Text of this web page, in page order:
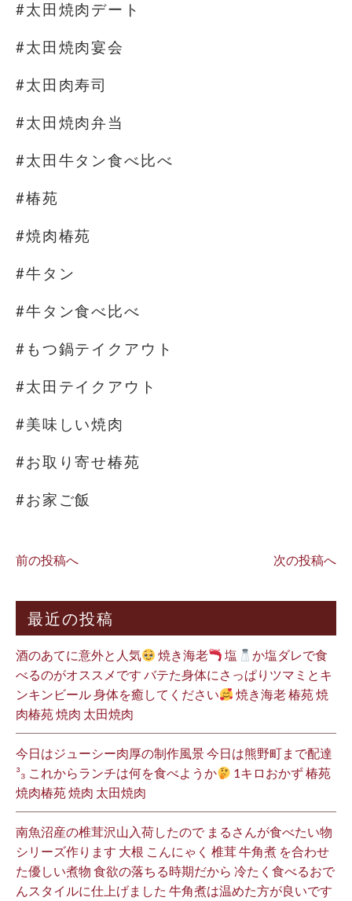
#太田焼肉デート
#太田焼肉宴会
#太田肉寿司
#太田焼肉弁当
#太田牛タン食べ比べ
#椿苑
#焼肉椿苑
#牛タン
#牛タン食べ比べ
#もつ鍋テイクアウト
#太田テイクアウト
#美味しい焼肉
#お取り寄せ椿苑
#お家ご飯
前の投稿へ 次の投稿へ
最近の投稿
酒のあてに意外と人気 焼き海老 塩
か塩ダレで食
べるのがオススメです バテた身体にさっぱりツマミとキ
ンキンビール 身体を癒してください
焼き海老 椿苑 焼
肉椿苑 焼肉 太田焼肉
今日はジューシー肉厚の制作風景 今日は熊野町まで配達
³₃ これからランチは何を食べようか
1キロおかず 椿苑
焼肉椿苑 焼肉 太田焼肉
南魚沼産の椎茸沢山入荷したので まるさんが食べたい物
シリーズ作ります 大根 こんにゃく 椎茸 牛角煮 を合わせ
た優しい煮物 食欲の落ちる時期だから 冷たく食べるおで
んスタイルに仕上げました 牛角煮は温めた方が良いです